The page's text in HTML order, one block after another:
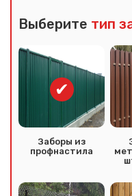
Выберите тип
Заборы из
профнастила